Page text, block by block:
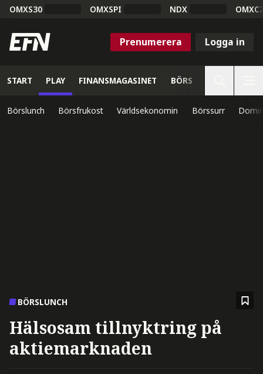
OMXS30 OMXSPI NDX
Prenumerera Logga in
START PLAY FINANSMAGASINET BÖRS
Börslunch Börsfrukost Världsekonomin Börssurr
BÖRSLUNCH
Hälsosam tillnyktring på
aktiemarknaden